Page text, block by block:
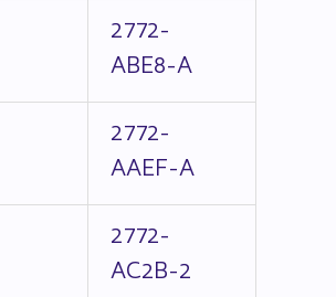
2772-
ABE8-A
2772-
AAEF-A
2772-
AC2B-2